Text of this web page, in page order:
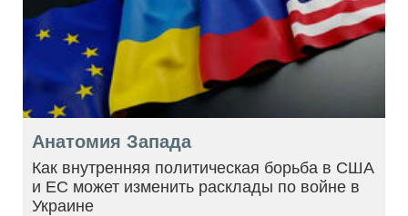
Анатомия Запада
Как внутренняя политическая борьба в США
и ЕС может изменить расклады по войне в
Украине